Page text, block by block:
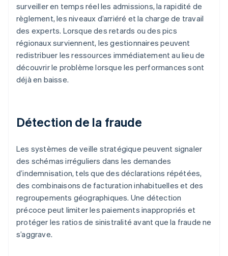
surveiller en temps réel les admissions, la rapidité de
règlement, les niveaux d’arriéré et la charge de travail
des experts. Lorsque des retards ou des pics
régionaux surviennent, les gestionnaires peuvent
redistribuer les ressources immédiatement au lieu de
découvrir le problème lorsque les performances sont
déjà en baisse.
Détection de la fraude
Les systèmes de veille stratégique peuvent signaler
des schémas irréguliers dans les demandes
d’indemnisation, tels que des déclarations répétées,
des combinaisons de facturation inhabituelles et des
regroupements géographiques. Une détection
précoce peut limiter les paiements inappropriés et
protéger les ratios de sinistralité avant que la fraude ne
s’aggrave.